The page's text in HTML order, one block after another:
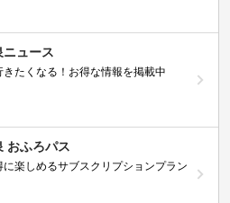
ニュース
たくなる！お得な情報を掲載中
おふろパス
楽しめるサブスクリプションプラン